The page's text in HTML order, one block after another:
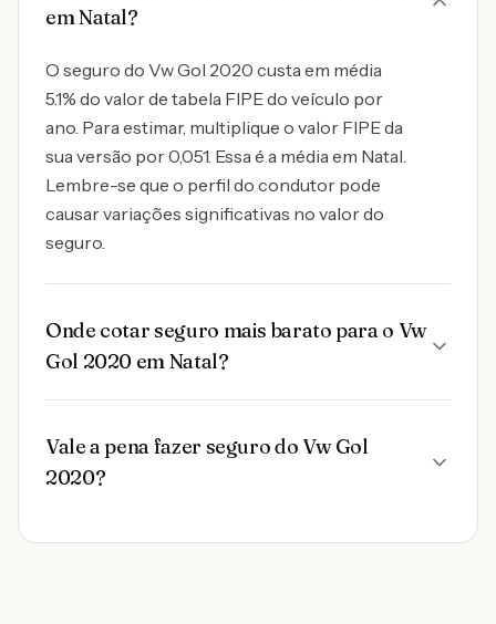
em Natal?
O seguro do Vw Gol 2020 custa em média
5.1% do valor de tabela FIPE do veículo por
ano. Para estimar, multiplique o valor FIPE da
sua versão por 0,051. Essa é a média em Natal.
Lembre-se que o perfil do condutor pode
causar variações significativas no valor do
seguro.
Onde cotar seguro mais barato para o Vw
Gol 2020 em Natal?
Vale a pena fazer seguro do Vw Gol
2020?